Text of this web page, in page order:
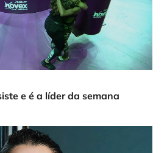
e é a líder da semana